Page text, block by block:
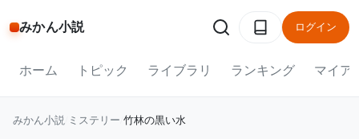
みかん小説 ログイン
ホーム トピック ライブラリ ランキング マイア
みかん小説 ミステリー 竹林の黒い水